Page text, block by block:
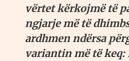
vërtet kërkojmë të
ngjarje më të
ardhmen ndërsa p
variantin më të keq: